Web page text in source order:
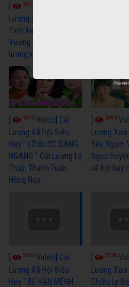
6073
Lương Xưa : Nghĩa Cũ
Tình Xưa - Minh
Vương Thoại Mỹ | cải
lương xã hội hay nhất
6979 Video] Cải
Lương Xã Hội Siêu
Hay " LỠ BƯỚC SANG
NGANG " Cải Lương Lệ
Thuỷ, Thanh Tuấn,
Hồng Nga
6394
Lương
Yêu Người
Ngọc
xã hội hay
5463 Video] Cải
Lương Xã Hội Siêu
Hay " BỂ HẬN MÊNH
5740
Lương
Chiều Ly